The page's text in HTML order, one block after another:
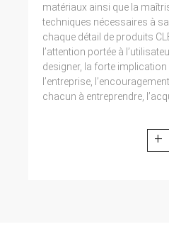
matériaux ainsi que la
techniques nécessaires à
chaque détail de produits
l’attention portée à
designer, la forte
l’entreprise,
chacun à entreprendre,
+